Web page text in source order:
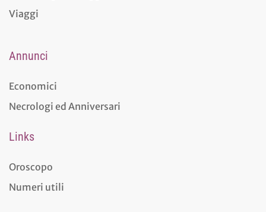
Viaggi
Annunci
Economici
Necrologi ed Anniversari
Links
Oroscopo
Numeri utili